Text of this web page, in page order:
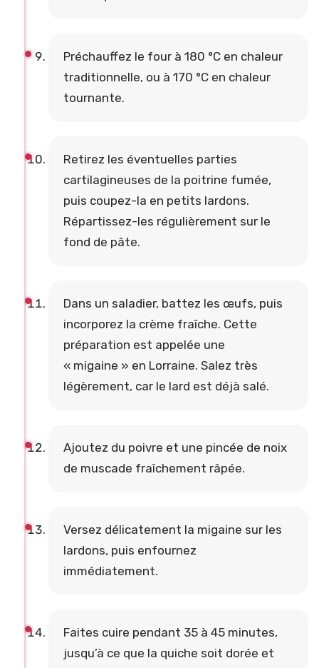
Préchauffez le four à 180 °C en chaleur
traditionnelle, ou à 170 °C en chaleur
tournante.
Retirez les éventuelles parties
cartilagineuses de la poitrine fumée,
puis coupez-la en petits lardons.
Répartissez-les régulièrement sur le
fond de pâte.
Dans un saladier, battez les œufs, puis
incorporez la crème fraîche. Cette
préparation est appelée une
« migaine » en Lorraine. Salez très
légèrement, car le lard est déjà salé.
Ajoutez du poivre et une pincée de noix
de muscade fraîchement râpée.
Versez délicatement la migaine sur les
lardons, puis enfournez
immédiatement.
Faites cuire pendant 35 à 45 minutes,
jusqu’à ce que la quiche soit dorée et